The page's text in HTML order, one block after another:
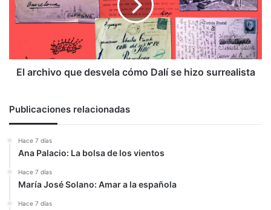
cómo
Dalí
surrealista
El archivo que desvela cómo Dalí se hizo surrealista
Publicaciones relacionadas
Hace 7 días
Ana Palacio: La bolsa de los vientos
Hace 7 días
María José Solano: Amar a la española
Hace 7 días